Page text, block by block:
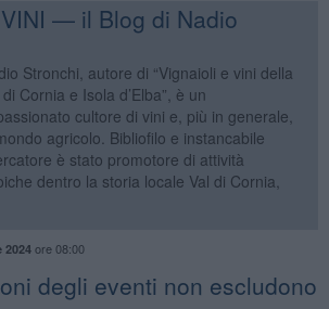
— il Blog di Nadio
Stronchi, autore di “Vignaioli e vini della
di Cornia e Isola d’Elba”, è un
cultore di vini e, più in generale,
agricolo. Bibliofilo e instancabile
è stato promotore di attività
dentro la storia locale Val di Cornia,
2024ore 08:00
degli eventi non escludono